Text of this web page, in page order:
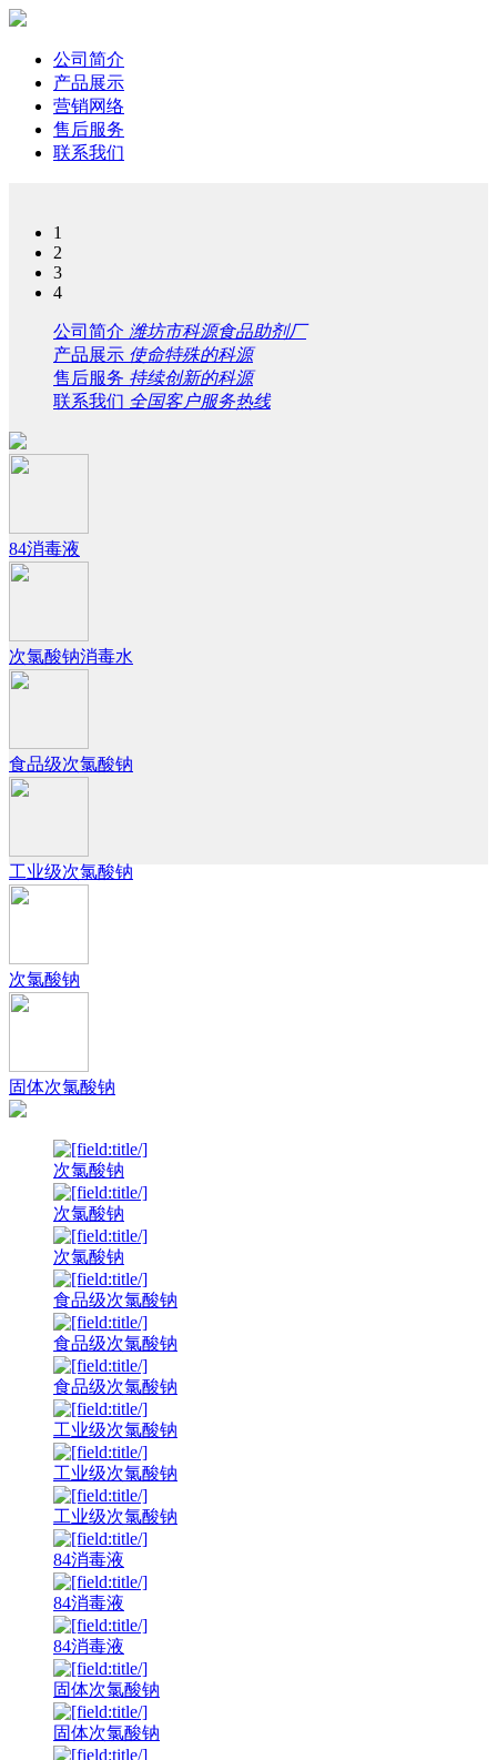
公司简介
产品展示
营销网络
售后服务
联系我们
1
2
3
4
公司简介 潍坊市科源食品助剂厂
产品展示 使命特殊的科源
售后服务 持续创新的科源
联系我们 全国客户服务热线
84消毒液
次氯酸钠消毒水
食品级次氯酸钠
工业级次氯酸钠
次氯酸钠
固体次氯酸钠
次氯酸钠
次氯酸钠
次氯酸钠
食品级次氯酸钠
食品级次氯酸钠
食品级次氯酸钠
工业级次氯酸钠
工业级次氯酸钠
工业级次氯酸钠
84消毒液
84消毒液
84消毒液
固体次氯酸钠
固体次氯酸钠